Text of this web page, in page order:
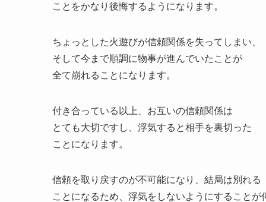
ことをかなり後悔するようになります。
ちょっとした火遊びが信頼関係を失ってしまい、
そして今まで順調に物事が進んでいたことが
全て崩れることになります。
付き合っている以上、お互いの信頼関係は
とても大切ですし、浮気すると相手を裏切った
ことになります。
信頼を取り戻すのが不可能になり、結局は別れる
ことになるため、浮気をしないようにすることが